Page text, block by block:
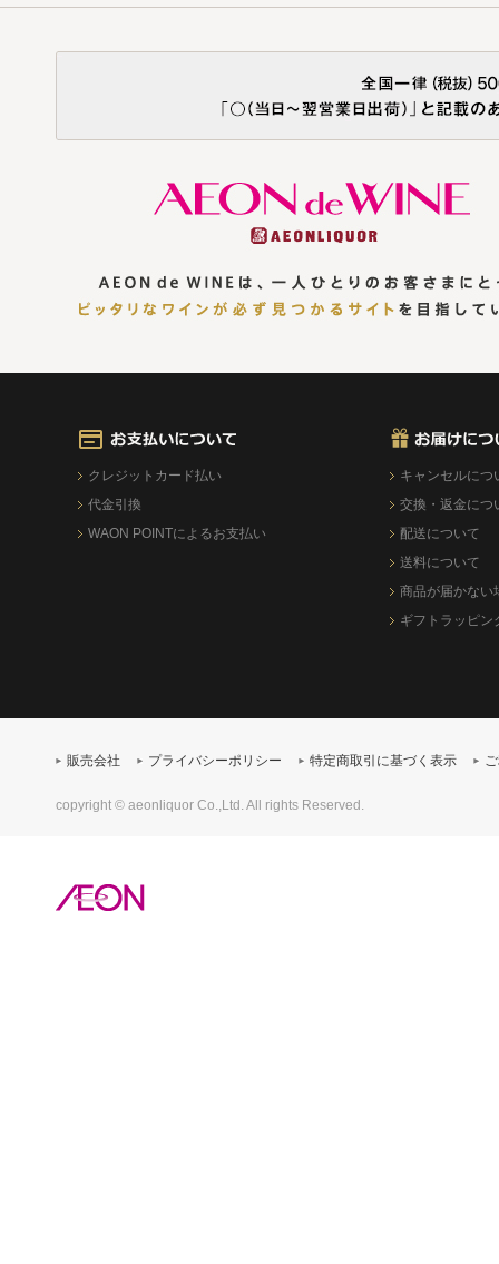
クレジットカード払い
代金引換
WAON POINTによるお支払い
キャンセルにつ
交換・返金につ
配送について
送料について
商品が届かない
ギフトラッピン
販売会社 プライバシーポリシー 特定商取引に基づく表示
copyright © aeonliquor Co.,Ltd. All rights Reserved.